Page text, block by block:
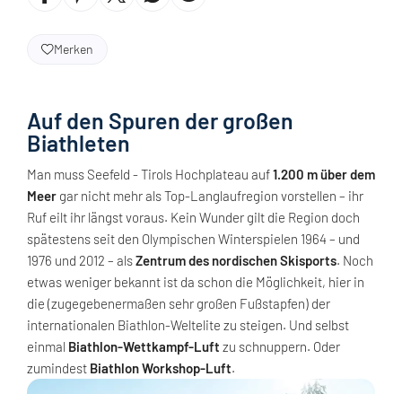
Merken
Auf den Spuren der großen
Biathleten
Man muss Seefeld - Tirols Hochplateau auf1.200 m über dem
Meer gar nicht mehr als Top-Langlaufregion vorstellen – ihr
Ruf eilt ihr längst voraus. Kein Wunder gilt die Region doch
spätestens seit den Olympischen Winterspielen 1964 – und
1976 und 2012 – alsZentrum des nordischen Skisports. Noch
etwas weniger bekannt ist da schon die Möglichkeit, hier in
die (zugegebenermaßen sehr großen Fußstapfen) der
internationalen Biathlon-Weltelite zu steigen. Und selbst
einmal Biathlon-Wettkampf-Luft zu schnuppern. Oder
zumindest Biathlon Workshop-Luft.